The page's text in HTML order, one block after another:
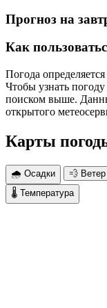
Прогноз на
Как
Погода
Чтобы узнать
поиском выше.
открытого
Карты
🌧 Осадки 💨
🌡 Температура